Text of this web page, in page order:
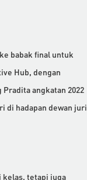
babak final untuk
Hub, dengan
angkatan 2022
di hadapan dewan juri
kelas, tetapi juga